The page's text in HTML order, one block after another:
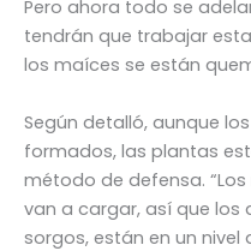
Pero ahora todo se
tendrán que trabajar
los maíces se están
Según detalló, aunque
formados, las plantas
método de defensa.
van a cargar, así que los
sorgos, están en un nivel